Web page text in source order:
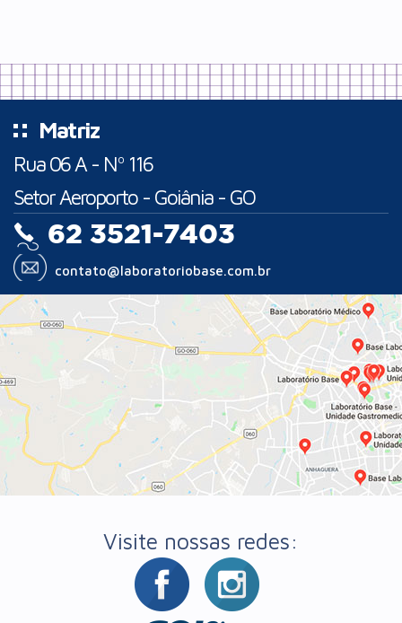
Matriz
Rua 06 A - Nº 116
Setor Aeroporto - Goiânia - GO
62 3521-7403
contato@laboratoriobase.com.br
Visite nossas redes: